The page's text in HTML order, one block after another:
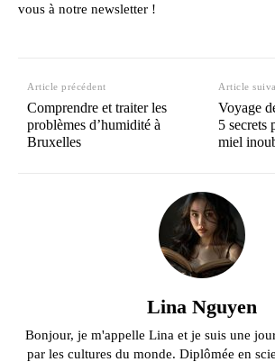
vous à notre newsletter !
Article précédent
Comprendre et traiter les
problèmes d’humidité à
Bruxelles
Article
Voyage
5 secrets
miel
Lina Nguyen
Bonjour, je m'appelle Lina et je suis une
par les cultures du monde. Diplômée en